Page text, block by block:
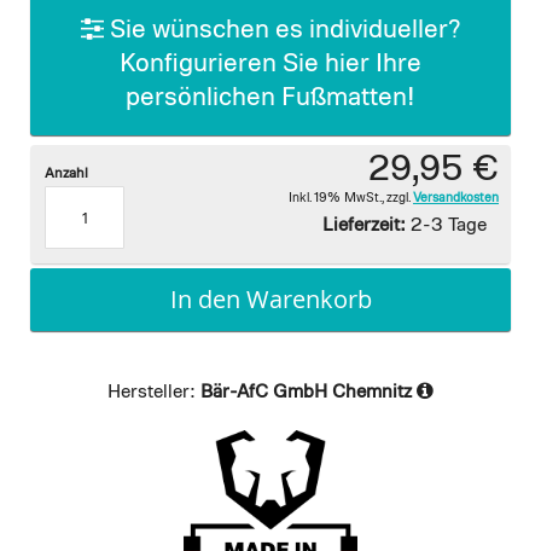
Sie wünschen es individueller?
Konfigurieren Sie hier Ihre
persönlichen Fußmatten!
29,95 €
Inkl. 19% MwSt. zzgl. Versandkosten
Lieferzeit: 2-3 Tage
Anzahl
In den Warenkorb
Hersteller: Bär-AfC GmbH Chemnitz